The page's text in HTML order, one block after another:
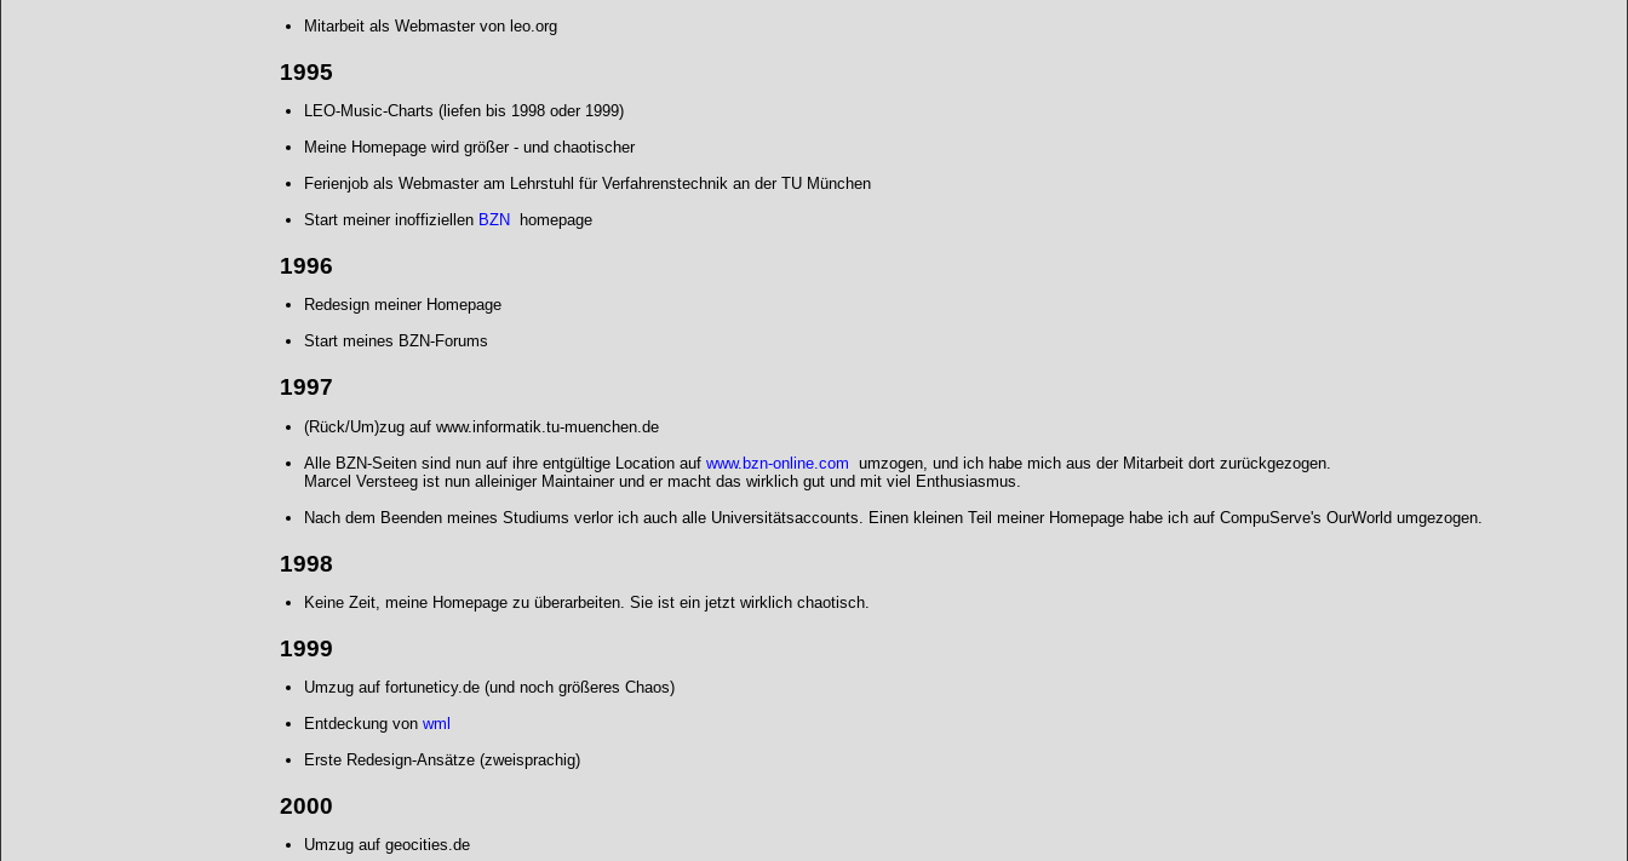
Mitarbeit als Webmaster von leo.org
1995
LEO-Music-Charts (liefen bis 1998 oder 1999)
Meine Homepage wird größer - und chaotischer
Ferienjob als Webmaster am Lehrstuhl für Verfahrenstechnik an der TU München
Start meiner inoffiziellen BZN homepage
1996
Redesign meiner Homepage
Start meines BZN-Forums
1997
(Rück/Um)zug auf www.informatik.tu-muenchen.de
Alle BZN-Seiten sind nun auf ihre entgültige Location auf www.bzn-online.com umzogen, und ich habe mich aus der Mitarbeit dort zurückgezogen.
Marcel Versteeg ist nun alleiniger Maintainer und er macht das wirklich gut und mit viel Enthusiasmus.
Nach dem Beenden meines Studiums verlor ich auch alle Universitätsaccounts. Einen kleinen Teil meiner Homepage habe ich auf CompuServe's OurWorld umgezogen.
1998
Keine Zeit, meine Homepage zu überarbeiten. Sie ist ein jetzt wirklich chaotisch.
1999
Umzug auf fortuneticy.de (und noch größeres Chaos)
Entdeckung von wml
Erste Redesign-Ansätze (zweisprachig)
2000
Umzug auf geocities.de